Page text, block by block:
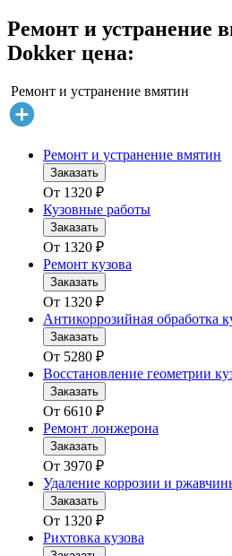
Ремонт и устранение
Dokker цена:
Ремонт и устранение вмятин
Ремонт и устранение вмятин
Заказать
От 1320 ₽
Кузовные работы
Заказать
От 1320 ₽
Ремонт кузова
Заказать
От 1320 ₽
Антикоррозийная обработка
Заказать
От 5280 ₽
Восстановление геометрии
Заказать
От 6610 ₽
Ремонт лонжерона
Заказать
От 3970 ₽
Удаление коррозии и
Заказать
От 1320 ₽
Рихтовка кузова